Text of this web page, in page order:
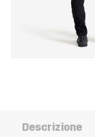
Descrizione